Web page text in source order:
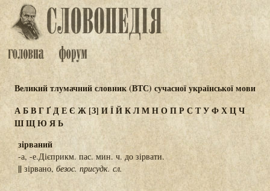
Великий тлумачний словник (ВТС) сучасної української мови
АБВГҐДЕЄ Ж[З] ИЇЙКЛМНОПР СТУФХЦЧ
ШЩЮЯЬ
зірваний
-а, -е.Дієприкм. пас. мин. ч. до зірвати.
|| зірвано, безос. присудк. сл.